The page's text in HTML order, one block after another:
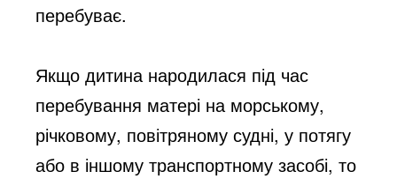
перебуває.
Якщо дитина народилася під час
перебування матері на морському,
річковому, повітряному судні, у потягу
або в іншому транспортному засобі, то